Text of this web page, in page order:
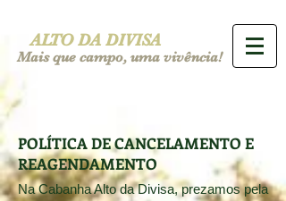
ALTO DA DIVISA
Mais que campo, uma vivência!
POLÍTICA DE CANCELAMENTO E
REAGENDAMENTO
Na Cabanha Alto da Divisa, prezamos pela